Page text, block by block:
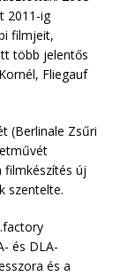
2011-ig
filmjeit,
több jelentős
Fliegauf
(Berlinale Zsűri
filmkészítés új
szentelte.
és DLA-
és a